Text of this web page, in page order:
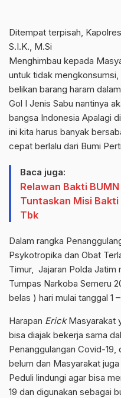
Ditempat terpisah,
S.I.K., M.Si
Menghimbau kepada
untuk tidak
belikan barang haram
Gol I Jenis Sabu nantinya
bangsa Indonesia Apalagi
ini kita harus banyak
cepat berlalu dari Bumi
Baca juga:
Relawan Bakti
Tuntaskan Misi
Tbk
Dalam rangka
Psykotropika dan Obat
Timur, Jajaran Polda Jatim
Tumpas Narkoba Semeru
belas ) hari mulai tanggal 1
Harapan ErickMasyarakat
bisa diajak bekerja sama
Penanggulangan Covid-19,
belum dan Masyarakat
Peduli lindungi agar bisa
19 dan digunakan sebagai